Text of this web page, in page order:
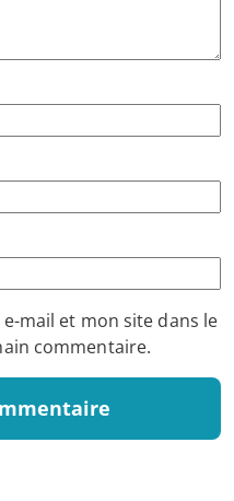
mail et mon site dans le
commentaire.